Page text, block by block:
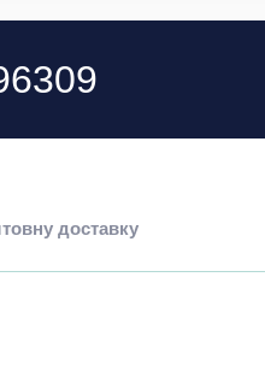
доставку